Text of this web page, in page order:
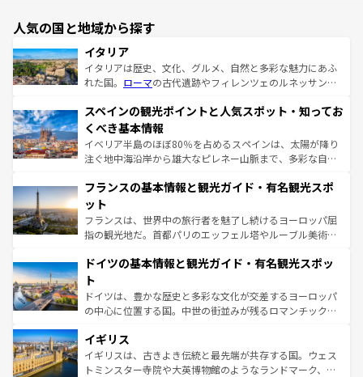
人気の国と地域から探す
イタリア
イタリアは歴史、文化、グルメ、自然と多彩な魅力にあふ
れた国。 ローマの古代遺跡やフィレンツェのルネッサンス
ろん、トスカーナの美しい田園風景やアマルフィ海岸の絶
景など、自然景観も見逃せない。観光の合間には、本場の
ピザやパスタなど、絶品のイタリア料理を堪能することも
できる。朝目覚めてから夜眠るまで、すべての瞬間を楽し
なお、新着のイタリア情報はコンテンツ一覧を参照してほ
しい。
スペインの観光ポイントと人気スポット・知ってお
くべき基本情報
イベリア半島のほぼ80％を占めるスペインは、太陽が降り
注ぐ地中海沿岸から雄大なピレネー山脈まで、多彩な自然
文化が根付くこの国では、情熱的なフラメンコ、熱気あふ
れる闘牛、そして美味しいタパスが生活の一部となってい
る。首都マドリードの洗練された雰囲気や、バルセロナの
アートに溢れた街角から、地方では古代ローマ遺跡や中世
せる。地方によって風土や気候が異なるスペインはその個
ンテンツ一覧 を参照してほしい。
フランスの基本情報と観光ガイド・有名観光スポ
ット
フランスは、世界中の旅行者を魅了し続けるヨーロッパ屈
指の観光地だ。首都パリのエッフェル塔やルーブル美術館
で、幅広い魅力が詰まっている。華麗な宮殿、歴史的な大
聖堂、美しいビーチ、そして豊かな自然が、訪れる者を心
から魅了する。また、フランスは美食の国としても知ら
れ、フランス料理はユネスコ無形文化遺産にも登録されて
香り高いラベンダー畑など、多彩な楽しみ方が可能だ。さ
らに、パリ以外の地域にも魅力が溢れており、どの街角に
も豊かな歴史と文化が息づいている。パリ以外の個性あふ
ドイツの基本情報と観光ガイド・有名観光スポッ
ト
ドイツは、豊かな歴史と多彩な文化が交差するヨーロッパ
の中心に位置する国。中世の街並みが残るロマンチック街
顔を持つこの国は、どこを歩いても飽きることがない。ベ
ルリンの文化的活気、バイエルン州のアルプスの絶景、そ
してライン川沿いのワイン畑といった風景は必見。ビール
イギリス
イギリスは、古きよき伝統と最先端が共存する国。ウェス
トミンスター寺院や大英博物館のようなランドマーク、歴